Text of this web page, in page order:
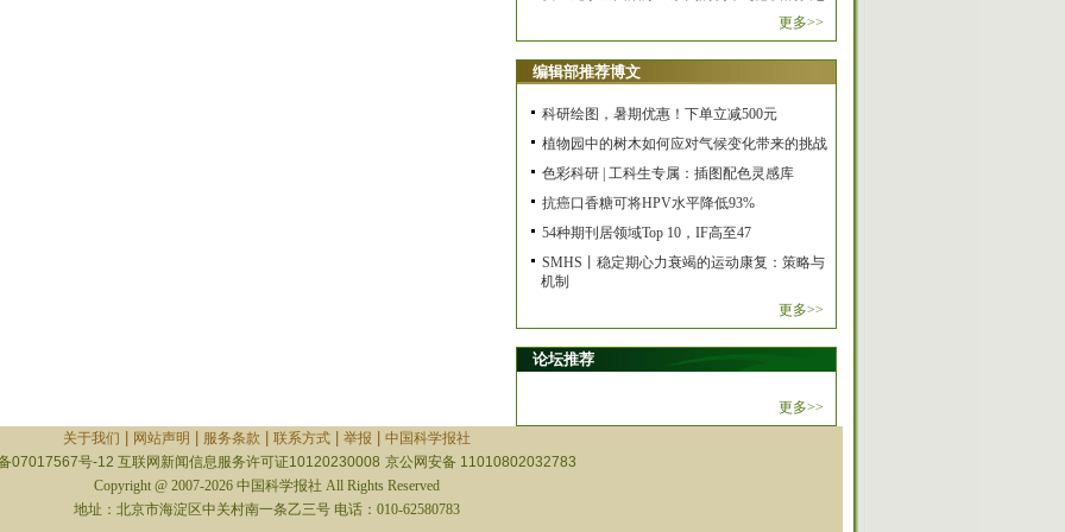
更多>>
编辑部推荐博文
科研绘图，暑期优惠！下单立减500元
植物园中的树木如何应对气候变化带来的挑战
色彩科研 | 工科生专属：插图配色灵感库
抗癌口香糖可将HPV水平降低93%
54种期刊居领域Top 10，IF高至47
SMHS丨稳定期心力衰竭的运动康复：策略与
机制
更多>>
论坛推荐
更多>>
关于我们
网站声明 服务条款 联系方式| 举报
中国科学报社
07017567号-12 互联网新闻信息服务许可证10120230008 京公网安备 11010802032783
Copyright @ 2007-2026 中国科学报社 All Rights Reserved
地址：北京市海淀区中关村南一条乙三号 电话：010-62580783